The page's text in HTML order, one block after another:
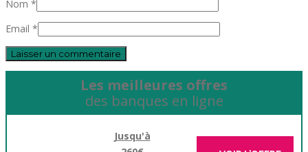
Nom *
Email *
Les meilleures offres
des banques en ligne
Jusqu'à